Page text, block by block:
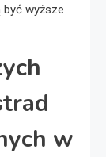
wyższe
w